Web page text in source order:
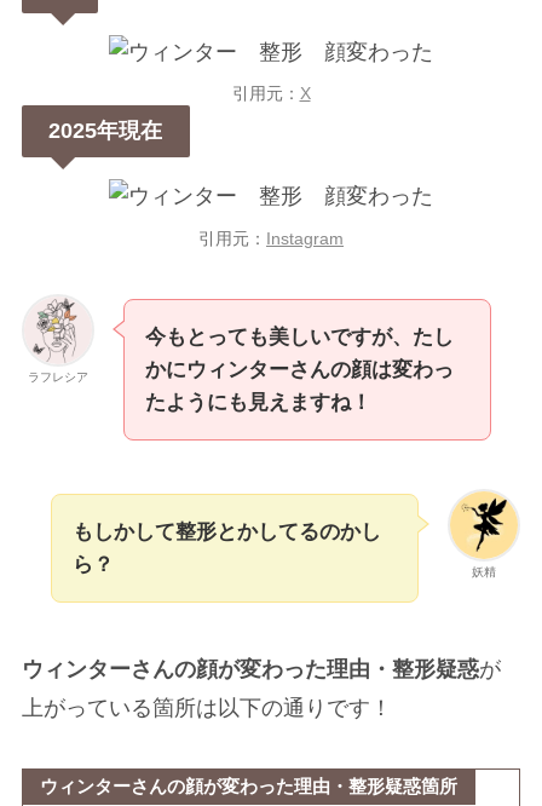
引用元： X
2025年現在
引用元： Instagram
ラフレシア
今もとっても美しいですが、たし
かにウィンターさんの顔は変わっ
たようにも見えますね！
妖精
もしかして整形とかしてるのかし
ら？
ウィンターさんの顔が変わった理由・整形疑惑が
上がっている箇所は以下の通りです！
ウィンターさんの顔が変わった理由・整形疑惑箇所